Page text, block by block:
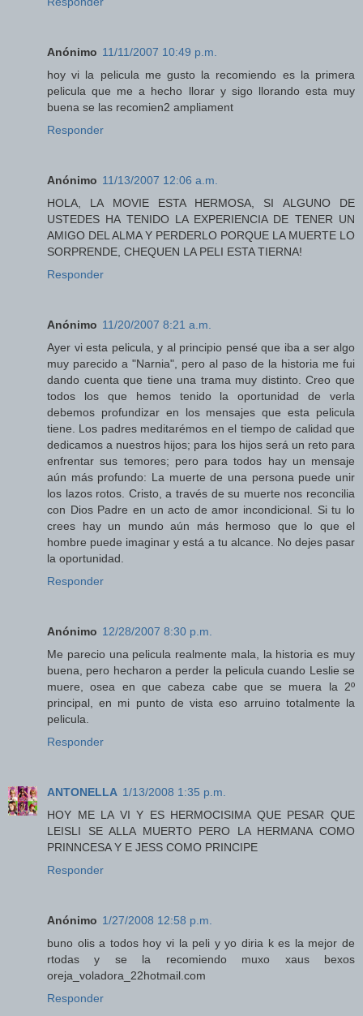
Anónimo 11/11/2007 10:49 p.m.
hoy vi la pelicula me gusto la recomiendo es la primera
pelicula que me a hecho llorar y sigo llorando esta muy
buena se las recomien2 ampliament
Responder
Anónimo 11/13/2007 12:06 a.m.
HOLA, LA MOVIE ESTA HERMOSA, SI ALGUNO DE
USTEDES HA TENIDO LA EXPERIENCIA DE TENER UN
AMIGO DEL ALMA Y PERDERLO PORQUE LA MUERTE LO
SORPRENDE, CHEQUEN LA PELI ESTA TIERNA!
Responder
Anónimo 11/20/2007 8:21 a.m.
Ayer vi esta pelicula, y al principio pensé que iba a ser algo
muy parecido a "Narnia", pero al paso de la historia me fui
dando cuenta que tiene una trama muy distinto. Creo que
todos los que hemos tenido la oportunidad de verla
debemos profundizar en los mensajes que esta pelicula
tiene. Los padres meditarémos en el tiempo de calidad que
dedicamos a nuestros hijos; para los hijos será un reto para
enfrentar sus temores; pero para todos hay un mensaje
aún más profundo: La muerte de una persona puede unir
los lazos rotos. Cristo, a través de su muerte nos reconcilia
con Dios Padre en un acto de amor incondicional. Si tu lo
crees hay un mundo aún más hermoso que lo que el
hombre puede imaginar y está a tu alcance. No dejes pasar
la oportunidad.
Responder
Anónimo 12/28/2007 8:30 p.m.
Me parecio una pelicula realmente mala, la historia es muy
buena, pero hecharon a perder la pelicula cuando Leslie se
muere, osea en que cabeza cabe que se muera la 2º
principal, en mi punto de vista eso arruino totalmente la
pelicula.
Responder
ANTONELLA 1/13/2008 1:35 p.m.
HOY ME LA VI Y ES HERMOCISIMA QUE PESAR QUE
LEISLI SE ALLA MUERTO PERO LA HERMANA COMO
PRINNCESA Y E JESS COMO PRINCIPE
Responder
Anónimo 1/27/2008 12:58 p.m.
buno olis a todos hoy vi la peli y yo diria k es la mejor de
rtodas y se la recomiendo muxo xaus bexos
oreja_voladora_22hotmail.com
Responder